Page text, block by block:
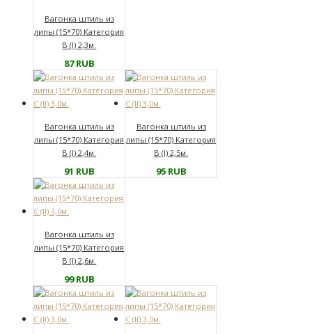
Вагонка штиль из
липы (15*70) Категория
В (I) 2,3м.
87RUB
Вагонка штиль из
липы (15*70) Категория
В (I) 2,4м.
91 RUB
Вагонка штиль из
липы (15*70) Категория
В (I) 2,5м.
95RUB
Вагонка штиль из
липы (15*70) Категория
В (I) 2,6м.
99RUB